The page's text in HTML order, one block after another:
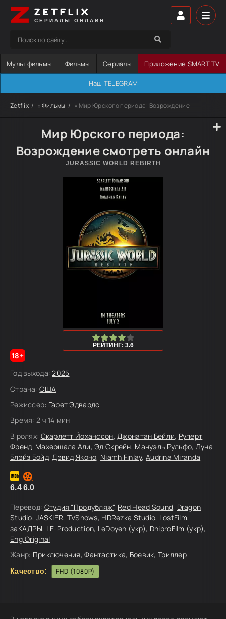
ZETFLIX
СЕРИАЛЫ ОНЛАЙН
Мультфильмы Фильмы Сериалы Приложение SMART TV
Наш TELEGRAM
Zetflix »Фильмы » Мир Юрского периода: Возрождение
Мир Юрского периода:
Возрождение смотреть онлайн
JURASSIC WORLD REBIRTH
4
5
РЕЙТИНГ: 3.6
18+
Год выхода: 2025
Страна: США
Режиссер: Гарет Эдвардс
Время: 2 ч 14 мин
В ролях: Скарлетт Йоханссон,Джонатан Бейли, Руперт
Френд, Махершала Али,Эд Скрейн, Мануэль Рульфо, Луна
Блэйз Бойд,Дэвид Яконо, Niamh Finlay, Audrina Miranda
6.46.0
Перевод: Студия "Продубляж", Red Head Sound, Dragon
Studio,JASKIER, TVShows, HDRezka Studio, LostFilm,
заКАДРЫ, LE-Production, LeDoyen (укр), DniproFilm (укр),
Eng.Original
Жанр: Приключения,Фантастика, Боевик, Триллер
Качество: FHD (1080P)